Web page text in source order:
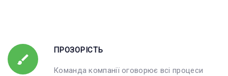
ПРОЗОРІСТЬ
Команда компанії оговорює всі процеси